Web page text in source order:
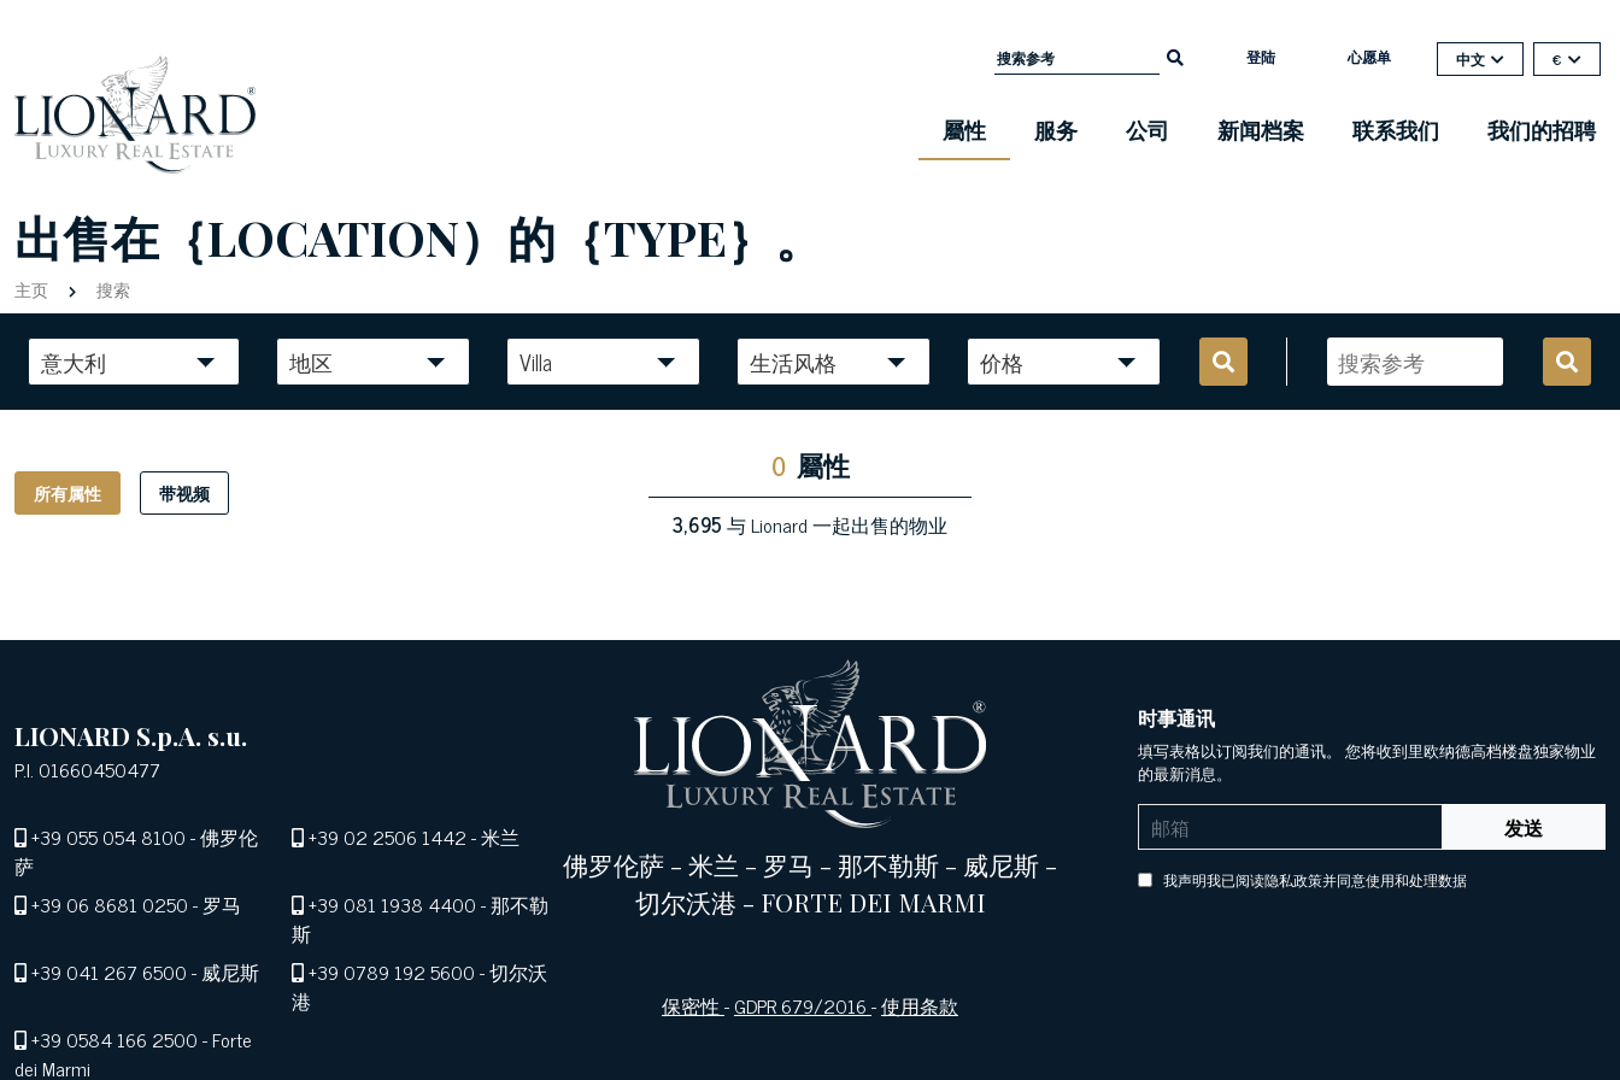
登陆 心愿单 中文 €
屬性 服务 公司 新闻档案 联系我们 我们的招聘
出售在｛LOCATION）的｛TYPE｝。
主页 搜索
意大利 地区 Villa 生活风格 价格
所有属性 带视频
0 屬性
3,695与 Lionard 一起出售的物业
LIONARD S.p.A. s.u.
P.I. 01660450477
+39 055 054 8100- 佛罗伦
萨
+39 02 2506 1442- 米兰
+39 06 8681 0250- 罗马 +39 081 1938 4400- 那不勒
斯
+39 041 267 6500- 威尼斯 +39 0789 192 5600- 切尔沃
港
+39 0584 166 2500- Forte
dei Marmi
佛罗伦萨 - 米兰 - 罗马 - 那不勒斯 - 威尼斯 -
切尔沃港 - FORTE DEI MARMI
保密性-GDPR 679/2016-使用条款
时事通讯
填写表格以订阅我们的通讯。 您将收到里欧纳德高档楼盘独家物业
的最新消息。
发送
我声明我已阅读隐私政策并同意使用和处理数据